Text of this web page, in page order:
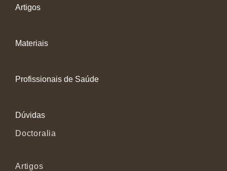
Artigos
Materiais
Profissionais de Saúde
Dúvidas
Doctoralia
Artigos